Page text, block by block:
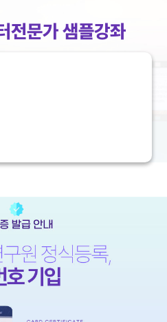
전문가 샘플강좌